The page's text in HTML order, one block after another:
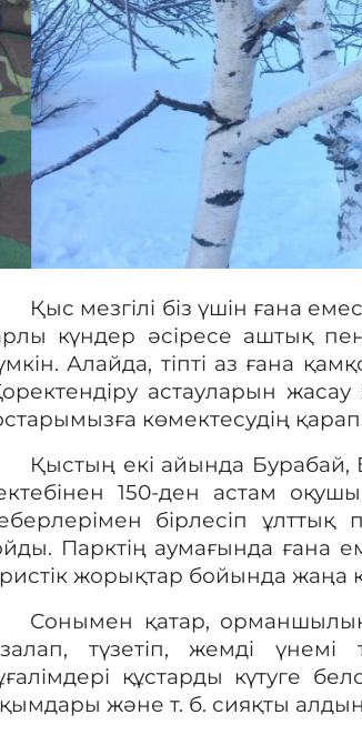
Қыс мезгілі біз үшін ғана
күндер әсіресе аштық
Алайда, тіпті аз ғана
астауларын
көмектесудің
Қыстың екі айында
150-ден астам
бірлесіп ұлттық
Парктің аумағында ғана
жорықтар бойында жаңа
Сонымен қатар,
түзетіп, жемді
құстарды күтуге
және т. б. сияқты